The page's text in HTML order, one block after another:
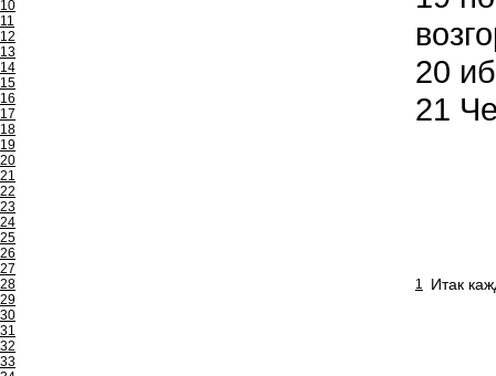
10
11
12
13
14
15
16
17
18
19
20
21
22
23
24
25
26
27
28
29
30
31
32
33
20
21
1 Итак